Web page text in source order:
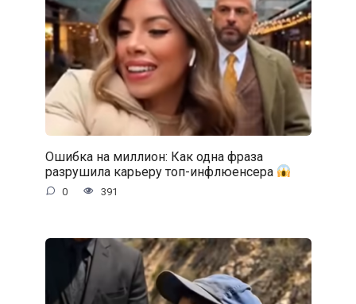
Ошибка на миллион: Как одна фраза
разрушила карьеру топ-инфлюенсера
0 391